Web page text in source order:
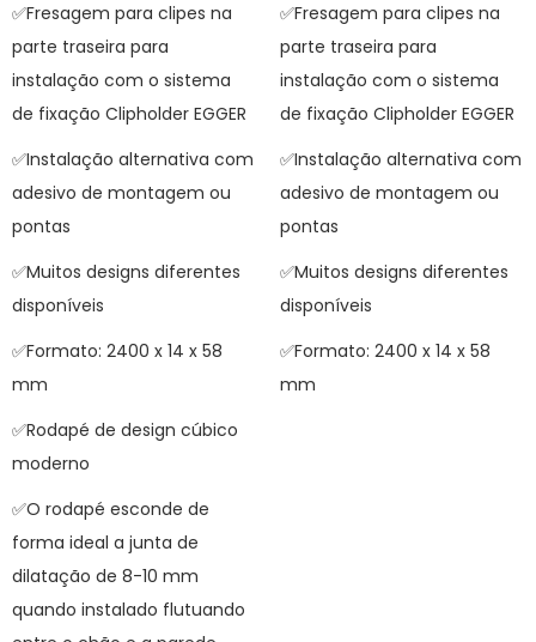
✅Fresagem para clipes na
parte traseira para
instalação com o sistema
de fixação Clipholder EGGER
✅Instalação alternativa com
adesivo de montagem ou
pontas
✅Muitos designs diferentes
disponíveis
✅Formato: 2400 x 14 x 58
mm
✅Rodapé de design cúbico
moderno
✅O rodapé esconde de
forma ideal a junta de
dilatação de 8-10 mm
quando instalado flutuando
✅Fresagem para clipes na
parte traseira para
instalação com o sistema
de fixação Clipholder EGGER
✅Instalação alternativa com
adesivo de montagem ou
pontas
✅Muitos designs diferentes
disponíveis
✅Formato: 2400 x 14 x 58
mm